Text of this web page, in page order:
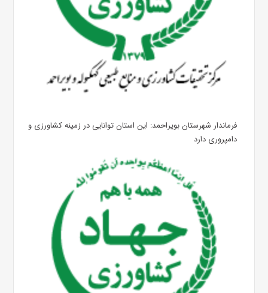
فرماندار شهرستان بویراحمد: این استان توانایی در زمینه کشاورزی و
دامپروری دارد